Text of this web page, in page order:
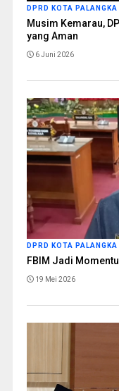
DPRD KOTA PALANGKA
Musim Kemarau,
yang Aman
6 Juni 2026
DPRD KOTA PALANGKA
FBIM Jadi
19 Mei 2026